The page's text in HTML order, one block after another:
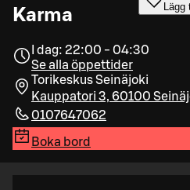
Karma Lägg
I dag: 22:00 - 04:30
Se alla öppettider
Torikeskus Seinäjoki
Kauppatori 3, 60100
0107647062
Boka bord